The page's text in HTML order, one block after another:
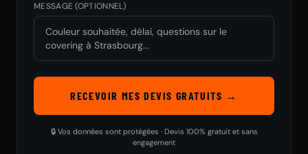
MESSAGE (OPTIONNEL)
RECEVOIR MES DEVIS GRATUITS →
🔒 Vos données sont protégées · Devis 100% gratuit et sans
engagement